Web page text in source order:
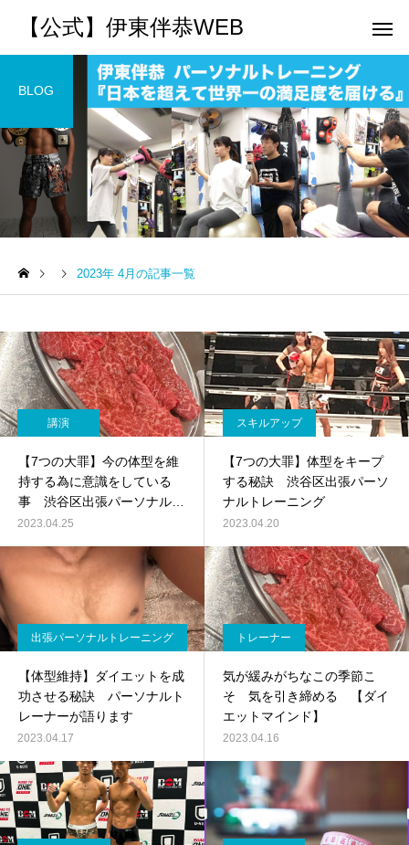
【公式】伊東伴恭WEB
トレーナーとして 個別トレー
パーソナルトレーニ
ング
キックボクシングで本当に
が消費カロリーと週の回数
で答えます
パーソナルトレーニ
認ポイントを元日本王
解説
BLOG
2023年 4月の記事一覧
講演
【7つの大罪】今の体型を維
持する為に意識をしている
事 渋谷区出張パーソナルト
レーニング
2023.04.25
スキルアップ
【7つの大罪】体型をキープ
する秘訣 渋谷区出張パーソ
ナルトレーニング
2023.04.20
出張パーソナルトレーニング
【体型維持】ダイエットを成
功させる秘訣 パーソナルト
レーナーが語ります
2023.04.17
トレーナー
気が緩みがちなこの季節こ
そ 気を引き締める 【ダイ
エットマインド】
2023.04.16